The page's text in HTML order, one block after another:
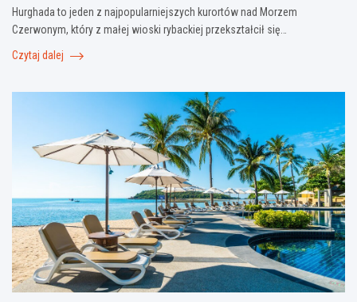
Hurghada to jeden z najpopularniejszych kurortów nad Morzem
Czerwonym, który z małej wioski rybackiej przekształcił się…
Czytaj dalej